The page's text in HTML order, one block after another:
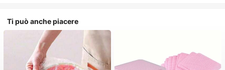
Ti può anche piacere